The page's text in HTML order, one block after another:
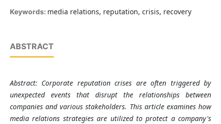
Keywords: media relations, reputation, crisis, recovery
ABSTRACT
Abstract: Corporate reputation crises are often triggered by
unexpected events that disrupt the relationships between
companies and various stakeholders. This article examines how
media relations strategies are utilized to protect a company's